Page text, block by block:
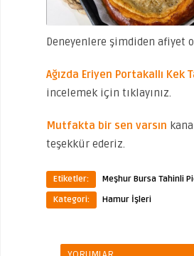
Deneyenlere şimdiden afiyet
Ağızda Eriyen Portakallı Kek
incelemek için tıklayınız.
Mutfakta bir sen varsın
teşekkür ederiz.
Etiketler:
Meşhur Bursa Tahinli
Kategori:
Hamur İşleri